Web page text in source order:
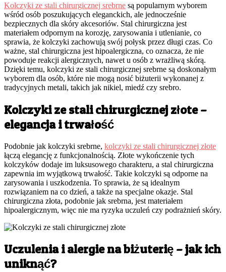
Kolczyki ze stali chirurgicznej srebrne są popularnym wyborem
wśród osób poszukujących eleganckich, ale jednocześnie
bezpiecznych dla skóry akcesoriów. Stal chirurgiczna jest
materiałem odpornym na korozję, zarysowania i utlenianie, co
sprawia, że kolczyki zachowują swój połysk przez długi czas. Co
ważne, stal chirurgiczna jest hipoalergiczna, co oznacza, że nie
powoduje reakcji alergicznych, nawet u osób z wrażliwą skórą.
Dzięki temu, kolczyki ze stali chirurgicznej srebrne są doskonałym
wyborem dla osób, które nie mogą nosić biżuterii wykonanej z
tradycyjnych metali, takich jak nikiel, miedź czy srebro.
Kolczyki ze stali chirurgicznej złote –
elegancja i trwałość
Podobnie jak kolczyki srebrne, kolczyki ze stali chirurgicznej złote
łączą elegancję z funkcjonalnością. Złote wykończenie tych
kolczyków dodaje im luksusowego charakteru, a stal chirurgiczna
zapewnia im wyjątkową trwałość. Takie kolczyki są odporne na
zarysowania i uszkodzenia. To sprawia, że są idealnym
rozwiązaniem na co dzień, a także na specjalne okazje. Stal
chirurgiczna złota, podobnie jak srebrna, jest materiałem
hipoalergicznym, więc nie ma ryzyka uczuleń czy podrażnień skóry.
Uczulenia i alergie na biżuterię – jak ich
uniknąć?